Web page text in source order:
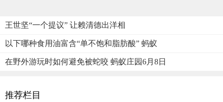
王世坚“一个提议” 让赖清德出洋相
以下哪种食用油富含“单不饱和脂肪酸” 蚂蚁
在野外游玩时如何避免被蛇咬 蚂蚁庄园6月8日
推荐栏目